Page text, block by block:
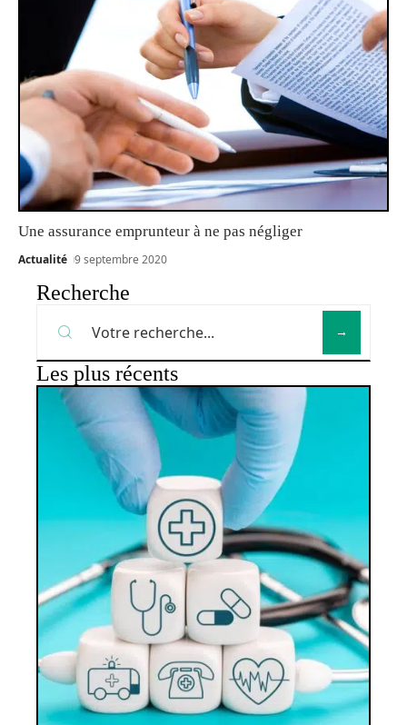
Une assurance emprunteur à ne pas négliger
Actualité 9 septembre 2020
Recherche
Les plus récents